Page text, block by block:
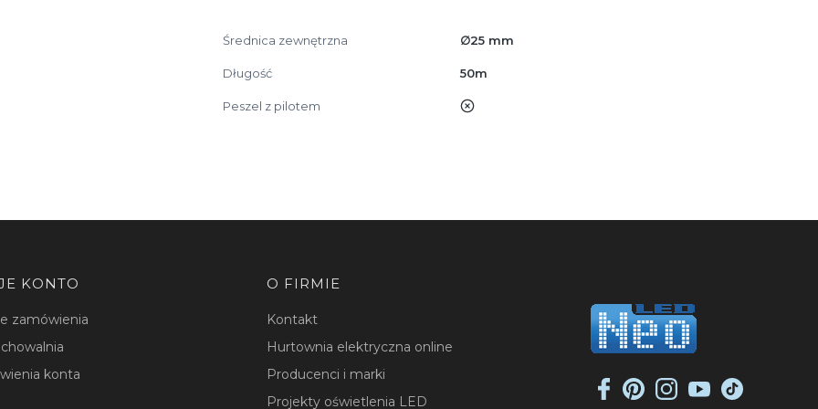
Średnica zewnętrzna ∅25 mm
Długość 50m
Peszel z pilotem nie
KONTO
zamówienia
konta
O FIRMIE
Kontakt
Hurtownia elektryczna online
Producenci i marki
Projekty oświetlenia LED